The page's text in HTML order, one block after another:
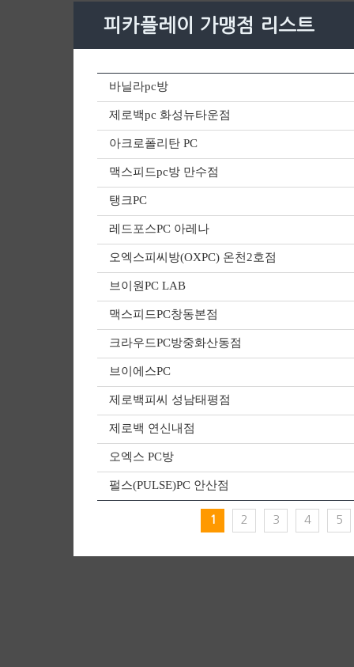
피카플레이 가맹점 리스트
바닐라pc방
제로백pc 화성뉴타운점
아크로폴리탄 PC
맥스피드pc방 만수점
탱크PC
레드포스PC 아레나
오엑스피씨방(OXPC) 온천2호점
브이원PC LAB
맥스피드PC창동본점
크라우드PC방중화산동점
브이에스PC
제로백피씨 성남태평점
제로백 연신내점
오엑스 PC방
펄스(PULSE)PC 안산점
1 2 3 4 5